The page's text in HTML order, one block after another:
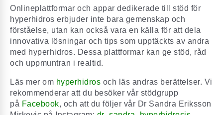
Onlineplattformar och appar dedikerade till stöd för
hyperhidros erbjuder inte bara gemenskap och
förståelse, utan kan också vara en källa för att dela
innovativa lösningar och tips som upptäckts av andra
med hyperhidros. Dessa plattformar kan ge stöd, råd
och uppmuntran i realtid.
Läs mer om hyperhidros och läs andras berättelser. Vi
rekommenderar att du besöker vår stödgrupp
på Facebook, och att du följer vår Dr Sandra Eriksson